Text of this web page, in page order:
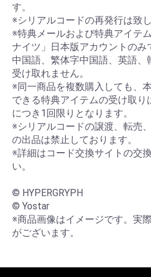
す。
※シリアルコードの再発行は致し
※特典メールおよび特典アイテ
ナイツ」日本版アカウントの
中国語、繁体字中国語、英語
受け取れません。
※同一商品を複数購入しても、
できる特典アイテムの受け取り
につき1回限りとなります。
※シリアルコードの譲渡、転売
の出品は禁止しております。
※詳細はコード交換サイトの交
い。
© HYPERGRYPH
© Yostar
※商品画像はイメージです。実
がございます。